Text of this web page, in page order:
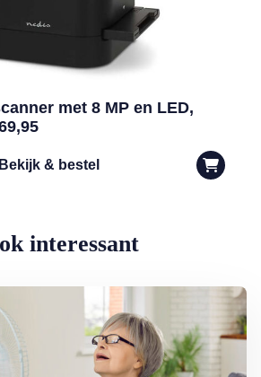
met 8 MP en LED,
Bekijk & bestel
interessant
Ted: zo houdt u het hoofd koel bij